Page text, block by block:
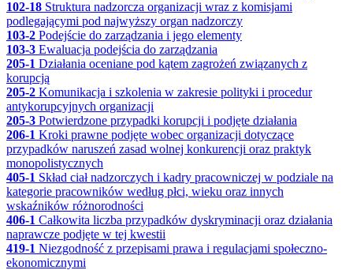
102-18 Struktura nadzorcza organizacji wraz z komisjami
podlegającymi pod najwyższy organ nadzorczy
103-2 Podejście do zarządzania i jego elementy
103-3 Ewaluacja podejścia do zarządzania
205-1 Działania oceniane pod kątem zagrożeń związanych z
korupcją
205-2 Komunikacja i szkolenia w zakresie polityki i procedur
antykorupcyjnych organizacji
205-3 Potwierdzone przypadki korupcji i podjęte działania
206-1 Kroki prawne podjęte wobec organizacji dotyczące
przypadków naruszeń zasad wolnej konkurencji oraz praktyk
monopolistycznych
405-1 Skład ciał nadzorczych i kadry pracowniczej w podziale na
kategorie pracowników według płci, wieku oraz innych
wskaźników różnorodności
406-1 Całkowita liczba przypadków dyskryminacji oraz działania
naprawcze podjęte w tej kwestii
419-1 Niezgodność z przepisami prawa i regulacjami społeczno-
ekonomicznymi